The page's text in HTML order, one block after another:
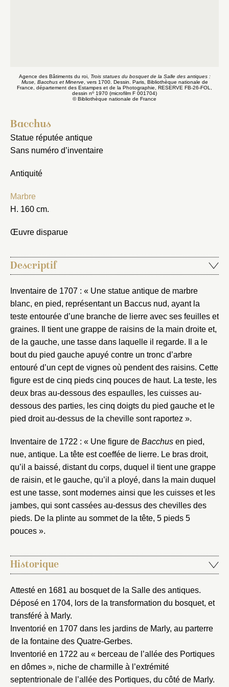
Agence des Bâtiments du roi,
Trois statues du bosquet de la Salle des antiques :
Muse, Bacchus et Minerve, vers 1700. Dessin. Paris, Bibliothèque nationale de
France, département des Estampes et de la Photographie, RESERVE FB-26-FOL,
dessin no 1970 (microfilm F 001704)
© Bibliothèque nationale de France
Bacchus
Statue réputée antique
Sans numéro d’inventaire
Antiquité
Marbre
H. 160 cm.
Œuvre disparue
Descriptif
Inventaire de 1707 : « Une statue antique de marbre
blanc, en pied, représentant un Baccus nud, ayant la
teste entourée d’une branche de lierre avec ses feuilles et
graines. Il tient une grappe de raisins de la main droite et,
de la gauche, une tasse dans laquelle il regarde. Il a le
bout du pied gauche apuyé contre un tronc d’arbre
entouré d’un cept de vignes où pendent des raisins. Cette
figure est de cinq pieds cinq pouces de haut. La teste, les
deux bras au-dessous des espaulles, les cuisses au-
dessous des parties, les cinq doigts du pied gauche et le
pied droit au-dessus de la cheville sont raportez ».
Inventaire de 1722 : « Une figure de Bacchus en pied,
nue, antique. La tête est coeffée de lierre. Le bras droit,
qu’il a baissé, distant du corps, duquel il tient une grappe
de raisin, et le gauche, qu’il a ployé, dans la main duquel
est une tasse, sont modernes ainsi que les cuisses et les
jambes, qui sont cassées au-dessus des chevilles des
pieds. De la plinte au sommet de la tête, 5 pieds 5
pouces ».
Historique
Attesté en 1681 au bosquet de la Salle des antiques.
Déposé en 1704, lors de la transformation du bosquet, et
transféré à Marly.
Inventorié en 1707 dans les jardins de Marly, au parterre
de la fontaine des Quatre-Gerbes.
Inventorié en 1722 au « berceau de l’allée des Portiques
en dômes », niche de charmille à l’extrémité
septentrionale de l’allée des Portiques, du côté de Marly.
Fermer
Choix du dossier où ajouter la
notice
Valider
Nouveau dossier
Connexion
Mot de passe
Envoyer